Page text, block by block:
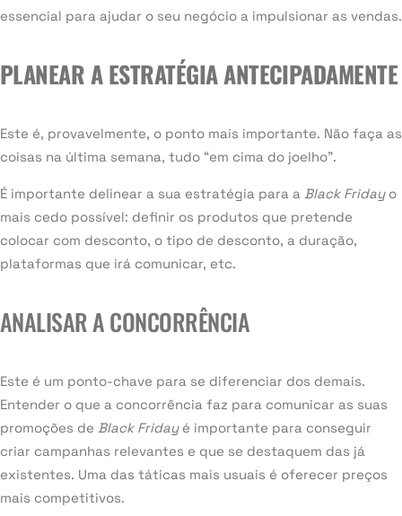
essencial para ajudar o seu negócio a impulsionar as vendas.
PLANEAR A ESTRATÉGIA ANTECIPADAMENTE
Este é, provavelmente, o ponto mais importante. Não faça as
coisas na última semana, tudo “em cima do joelho”.
É importante delinear a sua estratégia para a Black Fridayo
mais cedo possível: definir os produtos que pretende
colocar com desconto, o tipo de desconto, a duração,
plataformas que irá comunicar, etc.
ANALISAR A CONCORRÊNCIA
Este é um ponto-chave para se diferenciar dos demais.
Entender o que a concorrência faz para comunicar as suas
promoções de Black Fridayé importante para conseguir
criar campanhas relevantes e que se destaquem das já
existentes. Uma das táticas mais usuais é oferecer preços
mais competitivos.